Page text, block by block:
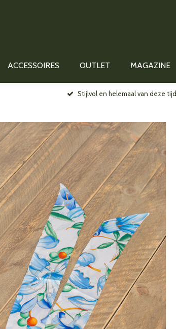
ACCESSOIRES OUTLET MAGAZINE
Stijlvol en helemaal van deze tijd